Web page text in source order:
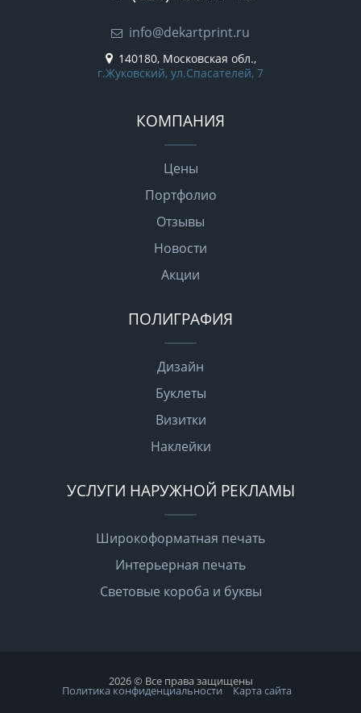
info@dekartprint.ru
140180, Московская обл.,
г.Жуковский, ул.Спасателей, 7
КОМПАНИЯ
Цены
Портфолио
Отзывы
Новости
Акции
ПОЛИГРАФИЯ
Дизайн
Буклеты
Визитки
Наклейки
УСЛУГИ НАРУЖНОЙ РЕКЛАМЫ
Широкоформатная печать
Интерьерная печать
Световые короба и буквы
2026 © Все права защищены
Политика конфиденциальности Карта сайта